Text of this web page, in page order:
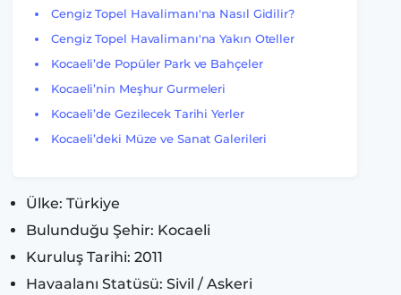
Cengiz Topel Havalimanı'na Nasıl Gidilir?
Cengiz Topel Havalimanı'na Yakın Oteller
Kocaeli’de Popüler Park ve Bahçeler
Kocaeli’nin Meşhur Gurmeleri
Kocaeli’de Gezilecek Tarihi Yerler
Kocaeli’deki Müze ve Sanat Galerileri
Ülke: Türkiye
Bulunduğu Şehir: Kocaeli
Kuruluş Tarihi: 2011
Havaalanı Statüsü: Sivil / Askeri